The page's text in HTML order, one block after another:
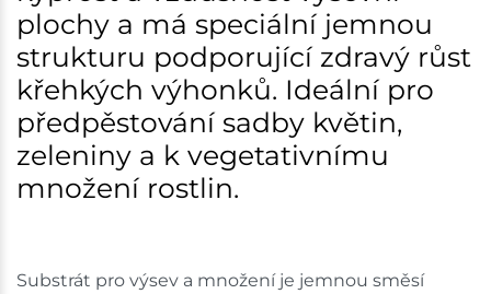
plochy a má speciální jemnou
strukturu podporující zdravý růst
křehkých výhonků. Ideální pro
předpěstování sadby květin,
zeleniny a k vegetativnímu
množení rostlin.
Substrát pro výsev a množení je jemnou směsí